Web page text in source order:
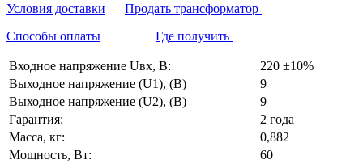
Условия доставки
Продать трансформатор
Способы оплаты
Где получить
Входное напряжение Uвх, В:
220 ±10%
Выходное напряжение (U1), (В)
9
Выходное напряжение (U2), (В)
9
Гарантия:
2 года
Масса, кг:
0,882
Мощность, Вт:
60